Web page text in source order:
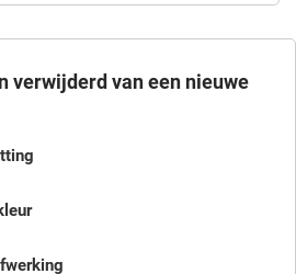
verwijderd van een nieuwe